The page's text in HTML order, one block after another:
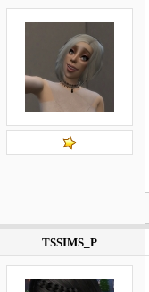
TSSIMS_P